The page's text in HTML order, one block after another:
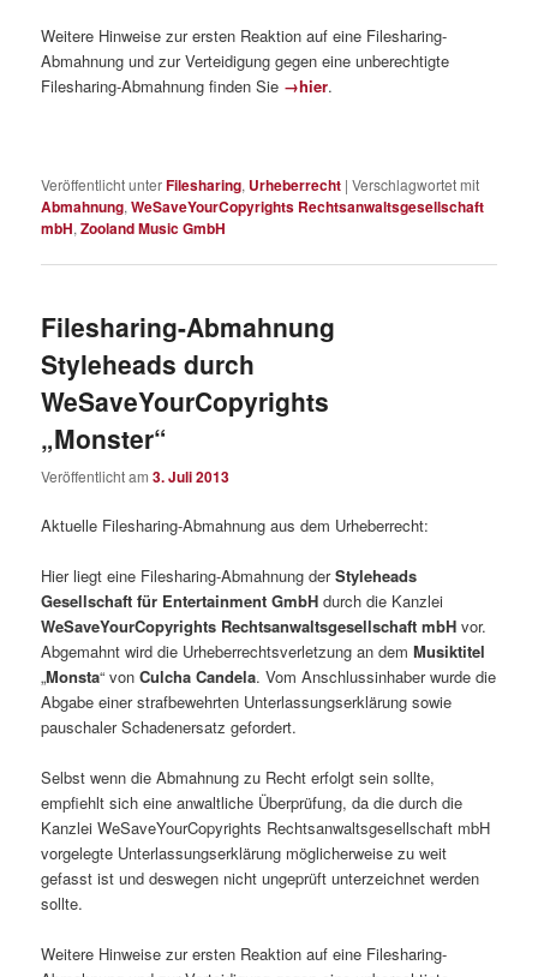
Weitere Hinweise zur ersten Reaktion auf eine Filesharing-
Abmahnung und zur Verteidigung gegen eine unberechtigte
Filesharing-Abmahnung finden Sie →hier.
Veröffentlicht unterFilesharing, Urheberrecht |Verschlagwortet mit
Abmahnung,WeSaveYourCopyrights Rechtsanwaltsgesellschaft
mbH,Zooland Music GmbH
Filesharing-Abmahnung
Styleheads durch
WeSaveYourCopyrights
„Monster“
Veröffentlicht am3. Juli 2013
Aktuelle Filesharing-Abmahnung aus dem Urheberrecht:
Hier liegt eine Filesharing-Abmahnung derStyleheads
Gesellschaft für Entertainment GmbH durch die Kanzlei
WeSaveYourCopyrights Rechtsanwaltsgesellschaft mbH vor.
Abgemahnt wird die Urheberrechtsverletzung an demMusiktitel
„Monsta“ vonCulcha Candela. Vom Anschlussinhaber wurde die
Abgabe einer strafbewehrten Unterlassungserklärung sowie
pauschaler Schadenersatz gefordert.
Selbst wenn die Abmahnung zu Recht erfolgt sein sollte,
empfiehlt sich eine anwaltliche Überprüfung, da die durch die
Kanzlei WeSaveYourCopyrights Rechtsanwaltsgesellschaft mbH
vorgelegte Unterlassungserklärung möglicherweise zu weit
gefasst ist und deswegen nicht ungeprüft unterzeichnet werden
sollte.
Weitere Hinweise zur ersten Reaktion auf eine Filesharing-